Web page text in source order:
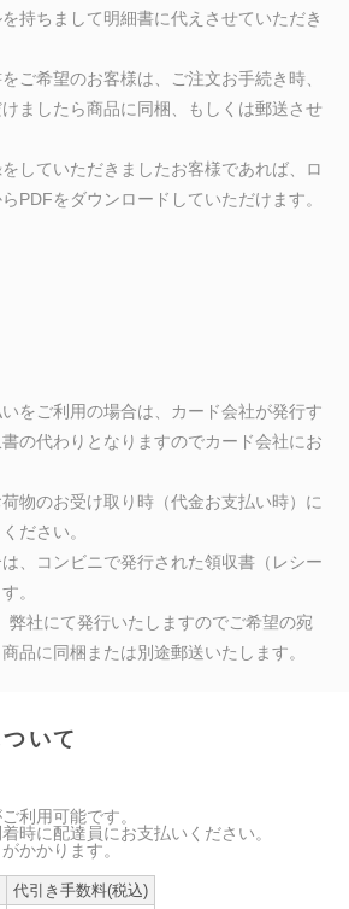
持ちまして明細書に代えさせていただき
ご希望のお客様は、ご注文お手続き時、
ましたら商品に同梱、もしくは郵送させ
していただきましたお客様であれば、ロ
PDFをダウンロードしていただけます。
をご利用の場合は、カード会社が発行す
の代わりとなりますのでカード会社にお
物のお受け取り時（代金お支払い時）に
ださい。
、コンビニで発行された領収書（レシー
。
弊社にて発行いたしますのでご希望の宛
品に同梱または別途郵送いたします。
いて
利用可能です。
時に配達員にお支払いください。
かかります。
代引き手数料(税込)